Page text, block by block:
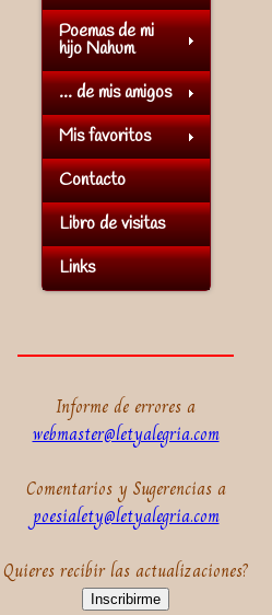
Poemas de mi
hijo Nahum
... de mis amigos
Mis favoritos
Contacto
Libro de visitas
Links
Informe de errores a
webmaster@letyalegria.com
Comentarios y Sugerencias a
poesialety@letyalegria.com
Quieres recibir las actualizaciones?
Inscribirme